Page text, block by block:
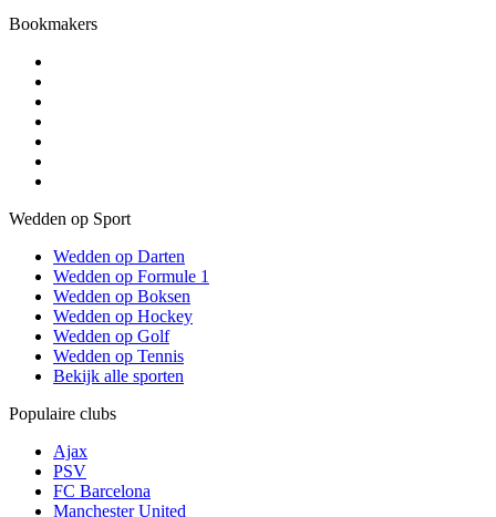
Bookmakers
Wedden op Sport
Wedden op Darten
Wedden op Formule 1
Wedden op Boksen
Wedden op Hockey
Wedden op Golf
Wedden op Tennis
Bekijk alle sporten
Populaire clubs
Ajax
PSV
FC Barcelona
Manchester United